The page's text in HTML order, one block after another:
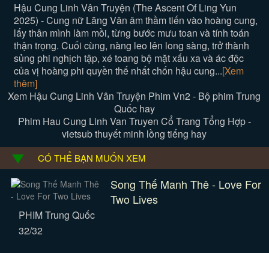
Hậu Cung Linh Vân Truyện (The Ascent Of Ling Yun
2025) - Cung nữ Lăng Vân âm thầm tiến vào hoàng cung,
lấy thân mình làm mồi, từng bước mưu toan và tính toán
thận trọng. Cuối cùng, nàng leo lên long sàng, trở thành
sủng phi nghịch tập, xé toang bộ mặt xấu xa và ác độc
của vị hoàng phi quyền thế nhất chốn hậu cung...[Xem
thêm]
Xem Hậu Cung Linh Vân Truyện Phim Vn2 - Bộ phim Trung
Quốc hay
Phim Hau Cung Linh Van Truyen Cổ Trang Tổng Hợp -
vietsub thuyết minh lồng tiếng hay
CÓ THỂ BẠN MUỐN XEM
Song Thế Manh Thê - Love For
Two Lives
PHIM Trung Quốc
32/32